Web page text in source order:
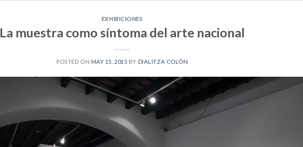
EXHIBICIONES
La muestra como síntoma del arte nacional
POSTED ON MAY 15, 2015 BY DIALITZA COLÓN